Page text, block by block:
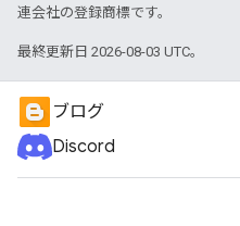
連会社の登録商標です。
最終更新日 2026-08-03 UTC。
ブログ
Discord